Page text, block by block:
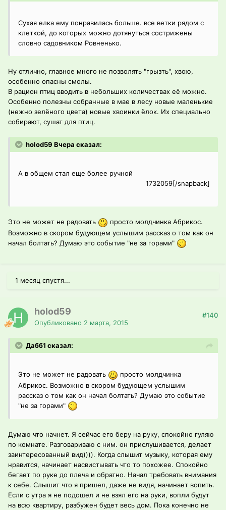
Сухая елка ему понравилась больше. все ветки рядом с
клеткой, до которых можно дотянуться сострижены
словно садовником Ровненько.
Ну отлично, главное много не позволять "грызть", хвою,
особенно опасны смолы.
В рацион птиц вводить в небольших количествах её можно.
Особенно полезны собранные в мае в лесу новые маленькие
(нежно зелёного цвета) новые хвоинки ёлок. Их специально
собирают, сушат для птиц.
holod59 Вчера сказал:
А в общем стал еще более ручной
1732059[/snapback]
Это не может не радовать
просто молдчинка Абрикос.
Возможно в скором будующем услышим рассказ о том как он
начал болтать? Думаю это событие "не за горами"
1 месяц спустя...
holod59
Опубликовано 2 марта, 2015
#140
Дабб1 сказал:
Это не может не радовать
просто молдчинка
Абрикос. Возможно в скором будующем услышим
рассказ о том как он начал болтать? Думаю это событие
"не за горами"
Думаю что начнет. Я сейчас его беру на руку, спокойно гуляю
по комнате. Разговариваю с ним. он прислушивается, делает
заинтересованный вид)))). Когда слышит музыку, которая ему
нравится, начинает насвистывать что то похожее. Спокойно
бегает по руке до плеча и обратно. Начал требовать внимания
к себе. Слышит что я пришел, даже не видя, начинает вопить.
Если с утра я не подошел и не взял его на руки, вопли будут
на всю квартиру, разбужен будет весь дом. Пока конечно не